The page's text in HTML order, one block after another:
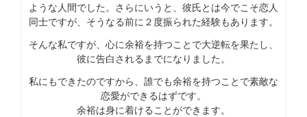
ような人間でした。さらにいうと、彼氏とは今でこそ恋人
同士ですが、そうなる前に２度振られた経験もあります。
そんな私ですが、心に余裕を持つことで大逆転を果たし、
彼に告白されるまでになりました。
私にもできたのですから、誰でも余裕を持つことで素敵な
恋愛ができるはずです。
余裕は身に着けることができます。